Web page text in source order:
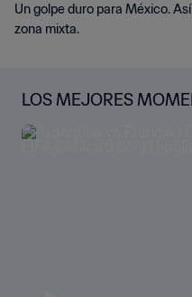
Un golpe duro para México.
zona mixta.
LOS MEJORES
COPA MUNDIAL